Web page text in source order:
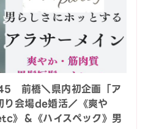
前橋＼県内初企画「ア
会場de婚活／《爽や
》＆《ハイスペック》男